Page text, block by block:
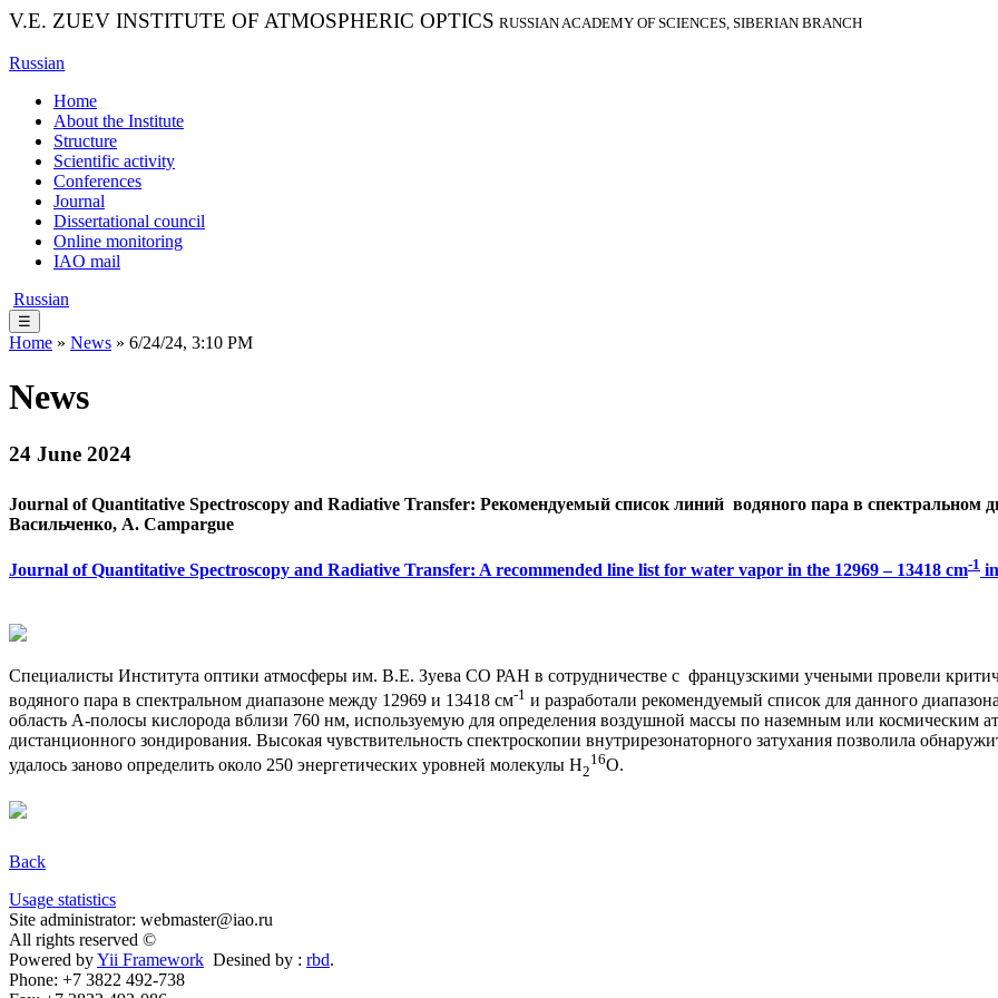
V.E. ZUEV INSTITUTE OF ATMOSPHERIC OPTICS RUSSIAN ACADEMY OF SCIENCES, SIBERIAN BRANCH
Russian
Home
About the Institute
Structure
Scientific activity
Conferences
Journal
Dissertational council
Online monitoring
IAO mail
Russian
☰
Home » News » 6/24/24, 3:10 PM
News
24 June 2024
Journal of Quantitative Spectroscopy and Radiative Transfer: Рекомендуемый список линий водяного пара в спектральном
Васильченко, A. Campargue
Journal of Quantitative Spectroscopy and Radiative Transfer: A recommended line list for water vapor in the 12969 – 13418 cm-1
Специалисты Института оптики атмосферы им. В.Е. Зуева СО РАН в сотрудничестве с французскими учеными провели
водяного пара в спектральном диапазоне между 12969 и 13418 см-1 и разработали рекомендуемый список для данного
область А-полосы кислорода вблизи 760 нм, используемую для определения воздушной массы по наземным или космическим
дистанционного зондирования. Высокая чувствительность спектроскопии внутрирезонаторного затухания позволила
удалось заново определить около 250 энергетических уровней молекулы H2
16O.
Back
Usage statistics
Site administrator: webmaster@iao.ru
All rights reserved ©
Powered byYii Framework Desined by : rbd.
Phone: +7 3822 492-738